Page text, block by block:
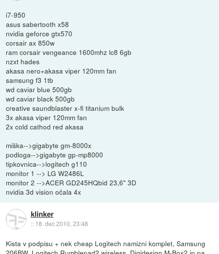
i7-950
asus sabertooth x58
nvidia geforce gtx570
corsair ax 850w
ram corsair vengeance 1600mhz lc8 6gb
nzxt hades
akasa nero+akasa viper 120mm fan
samsung f3 1tb
wd caviar blue 500gb
wd caviar black 500gb
creative saundblaster x-fi titanium bulk
3x akasa viper 120mm fan
2x cold cathod red akasa
miška-->gigabyte gm-8000x
podloga-->gigabyte gp-mp8000
tipkovnica-->logitech g110
monitor 1 --> LG W2486L
monitor 2 -->ACER GD245HQbid 23,6" 3D
nvidia 3d vision očala 4x
klinker
:: 18. dec 2010, 23:48
Kista v podpisu + nek cheap Logitech namizni komplet, Samsung